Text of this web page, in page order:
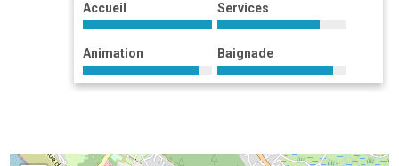
Accueil Services
Animation Baignade